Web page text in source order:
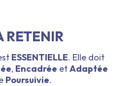
RETENIR
ESSENTIELLE. Elle doit
, Encadrée etAdaptée
Poursuivie.